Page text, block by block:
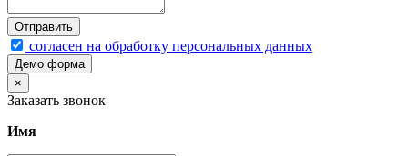
согласен на обработку персональных данных
Демо форма
×
Заказать звонок
Имя